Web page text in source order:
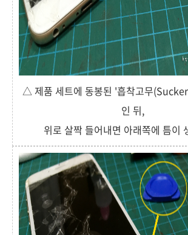
△ 제품 세트에 동봉된 '흡착고무
인 뒤,
위로 살짝 들어내면 아래쪽에 틈이